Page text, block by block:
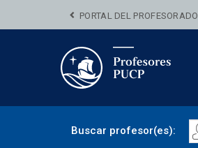
PORTAL DEL PROFESORADO
Buscar profesor(es):